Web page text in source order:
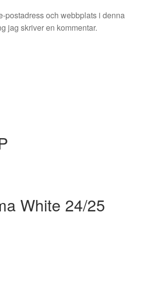
postadress och webbplats i denna
jag skriver en kommentar.
White 24/25